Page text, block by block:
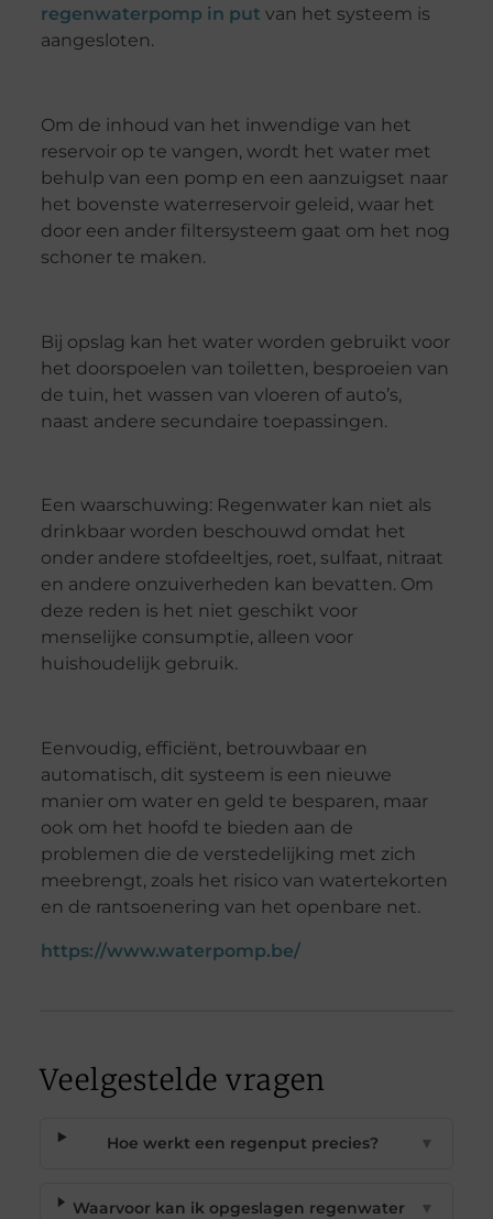
regenwaterpomp in put van het systeem is
aangesloten.
Om de inhoud van het inwendige van het
reservoir op te vangen, wordt het water met
behulp van een pomp en een aanzuigset naar
het bovenste waterreservoir geleid, waar het
door een ander filtersysteem gaat om het nog
schoner te maken.
Bij opslag kan het water worden gebruikt voor
het doorspoelen van toiletten, besproeien van
de tuin, het wassen van vloeren of auto’s,
naast andere secundaire toepassingen.
Een waarschuwing: Regenwater kan niet als
drinkbaar worden beschouwd omdat het
onder andere stofdeeltjes, roet, sulfaat, nitraat
en andere onzuiverheden kan bevatten. Om
deze reden is het niet geschikt voor
menselijke consumptie, alleen voor
huishoudelijk gebruik.
Eenvoudig, efficiënt, betrouwbaar en
automatisch, dit systeem is een nieuwe
manier om water en geld te besparen, maar
ook om het hoofd te bieden aan de
problemen die de verstedelijking met zich
meebrengt, zoals het risico van watertekorten
en de rantsoenering van het openbare net.
https://www.waterpomp.be/
Veelgestelde vragen
Hoe werkt een regenput precies? ▼
Waarvoor kan ik opgeslagen regenwater ▼